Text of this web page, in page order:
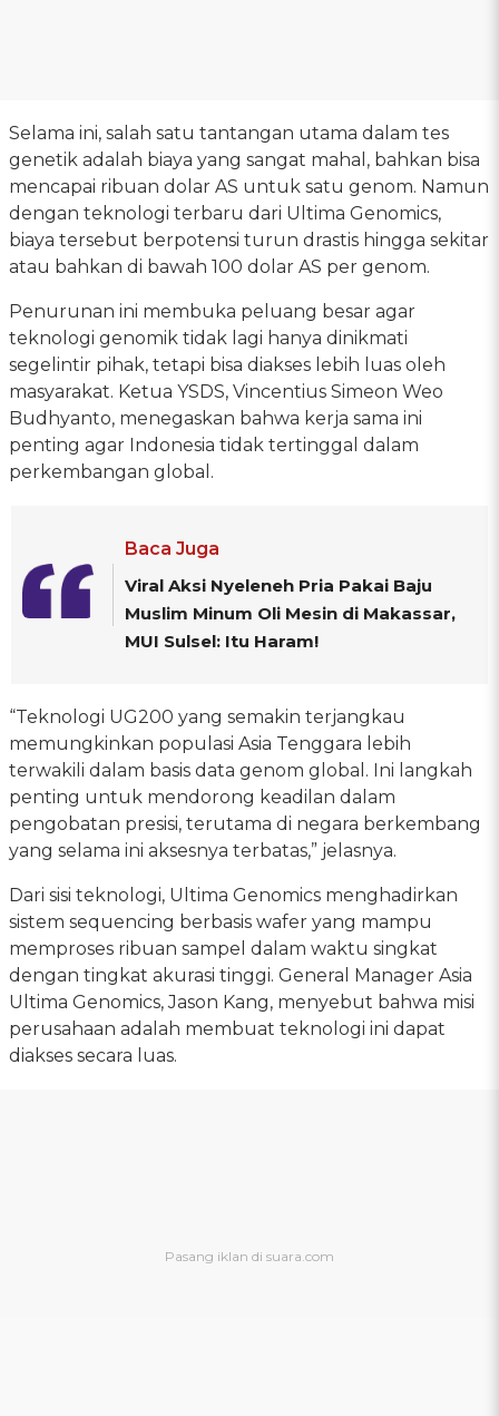
Selama ini, salah satu tantangan utama dalam tes
genetik adalah biaya yang sangat mahal, bahkan bisa
mencapai ribuan dolar AS untuk satu genom. Namun
dengan teknologi terbaru dari Ultima Genomics,
biaya tersebut berpotensi turun drastis hingga sekitar
atau bahkan di bawah 100 dolar AS per genom.
Penurunan ini membuka peluang besar agar
teknologi genomik tidak lagi hanya dinikmati
segelintir pihak, tetapi bisa diakses lebih luas oleh
masyarakat. Ketua YSDS, Vincentius Simeon Weo
Budhyanto, menegaskan bahwa kerja sama ini
penting agar Indonesia tidak tertinggal dalam
perkembangan global.
Baca Juga
Viral Aksi Nyeleneh Pria Pakai Baju
Muslim Minum Oli Mesin di Makassar,
MUI Sulsel: Itu Haram!
“Teknologi UG200 yang semakin terjangkau
memungkinkan populasi Asia Tenggara lebih
terwakili dalam basis data genom global. Ini langkah
penting untuk mendorong keadilan dalam
pengobatan presisi, terutama di negara berkembang
yang selama ini aksesnya terbatas,” jelasnya.
Dari sisi teknologi, Ultima Genomics menghadirkan
sistem sequencing berbasis wafer yang mampu
memproses ribuan sampel dalam waktu singkat
dengan tingkat akurasi tinggi. General Manager Asia
Ultima Genomics, Jason Kang, menyebut bahwa misi
perusahaan adalah membuat teknologi ini dapat
diakses secara luas.